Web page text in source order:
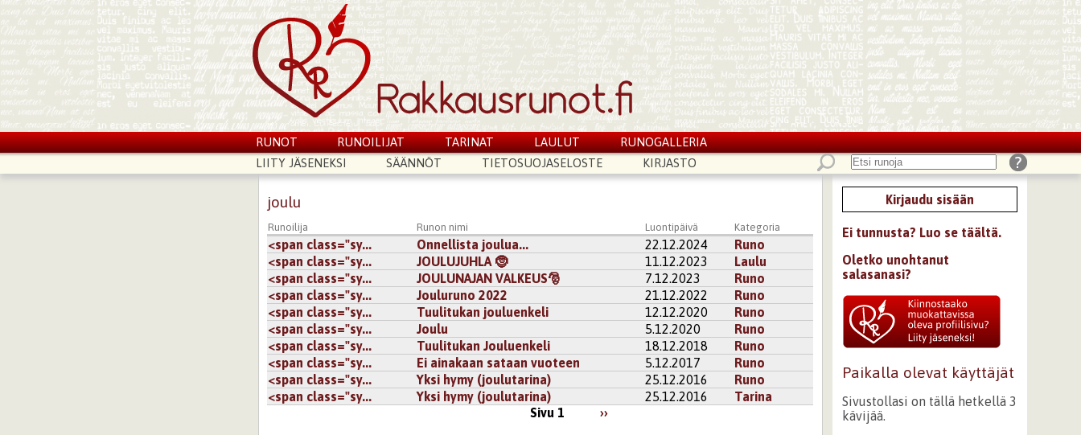
RUNOT RUNOILIJAT TARINAT LAULUT
RUNOGALLERIA
LIITY JÄSENEKSI
SÄÄNNÖT TIETOSUOJASELOSTE KIRJASTO
joulu
Runoilija Runon nimi Luontipäivä Kategoria
<span class="sy... Onnellista joulua... 22.12.2024
Runo
<span class="sy...
JOULUJUHLA 🤶 11.12.2023
Laulu
<span class="sy...
JOULUNAJAN VALKEUS🎅 7.12.2023
Runo
<span class="sy...
Jouluruno 2022 21.12.2022
Runo
<span class="sy...
Tuulitukan jouluenkeli 12.12.2020
Runo
<span class="sy...
Joulu 5.12.2020
Runo
<span class="sy...
Tuulitukan Jouluenkeli 18.12.2018
Runo
<span class="sy...
Ei ainakaan sataan vuoteen 5.12.2017
Runo
<span class="sy...
Yksi hymy (joulutarina) 25.12.2016
Runo
<span class="sy...
Yksi hymy (joulutarina) 25.12.2016
Tarina
Sivu 1
››
Kirjaudu sisään
Ei tunnusta? Luo se täältä.
Oletko unohtanut
salasanasi?
Paikalla olevat käyttäjät
Sivustollasi on tällä hetkellä 3
kävijää.